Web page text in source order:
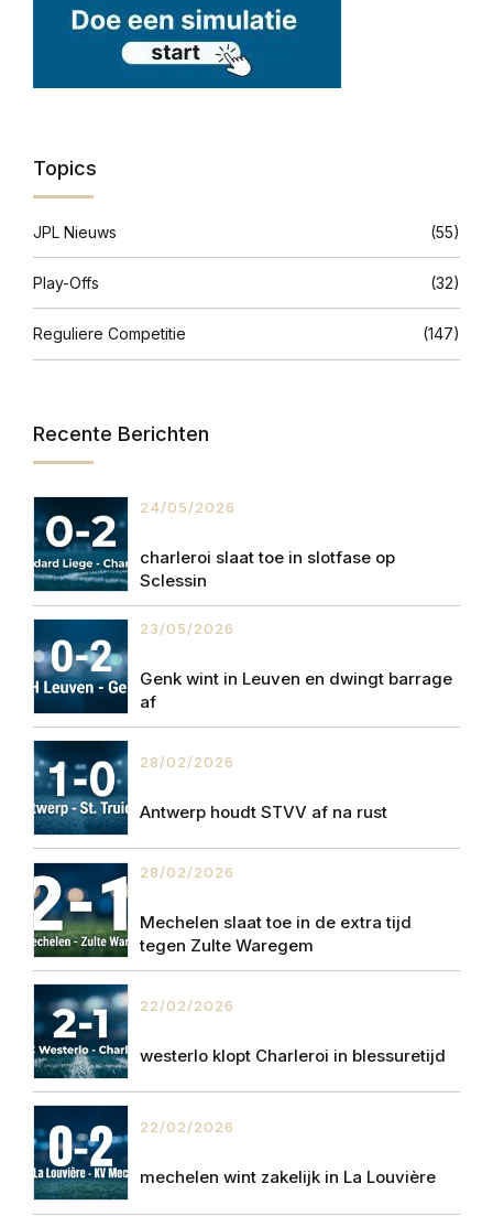
Topics
JPL Nieuws (55)
Play-Offs (32)
Reguliere Competitie (147)
Recente Berichten
24/05/2026
charleroi slaat toe in slotfase op
Sclessin
23/05/2026
Genk wint in Leuven en dwingt barrage
af
28/02/2026
Antwerp houdt STVV af na rust
28/02/2026
Mechelen slaat toe in de extra tijd
tegen Zulte Waregem
22/02/2026
westerlo klopt Charleroi in blessuretijd
22/02/2026
mechelen wint zakelijk in La Louvière